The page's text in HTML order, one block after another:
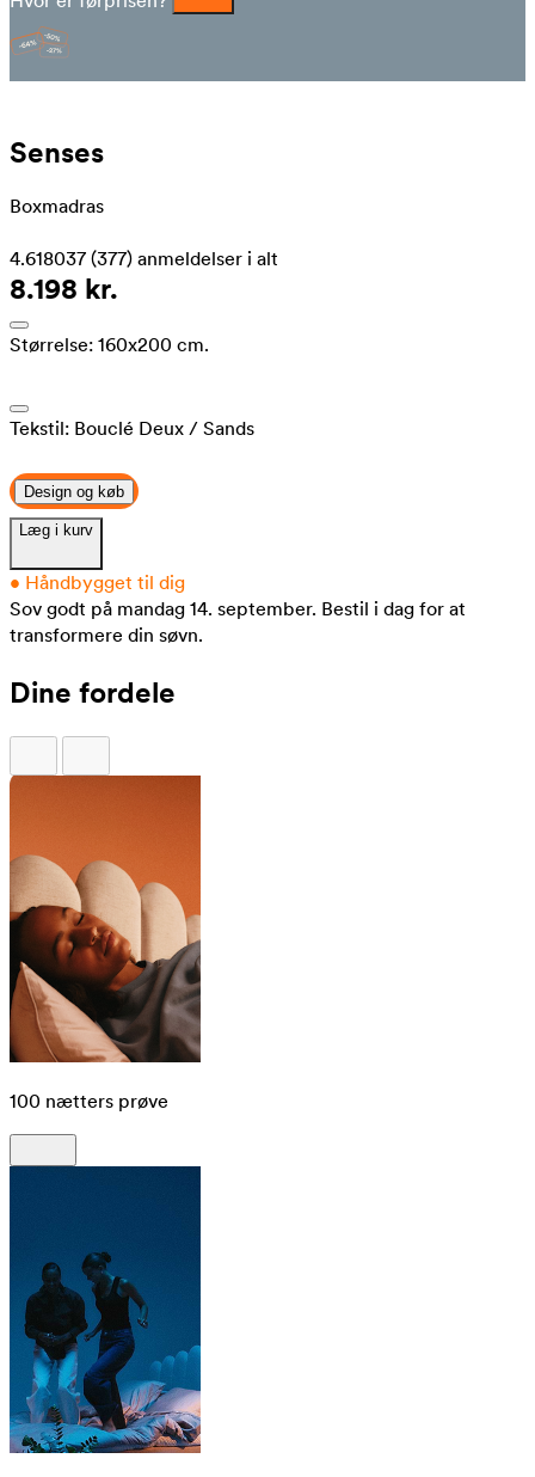
Senses
Boxmadras
4.618037 (377) anmeldelser i alt
8.198 kr.
Størrelse: 160x200 cm.
Tekstil: Bouclé Deux / Sands
Design og køb
Læg i kurv
• Håndbygget til dig
Sov godt på mandag 14. september. Bestil i dag for at
transformere din søvn.
Dine fordele
100 nætters prøve